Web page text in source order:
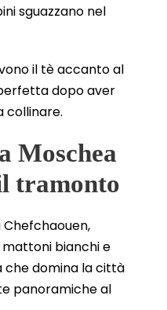
sguazzano nel
il tè accanto al
dopo aver
collinare.
Moschea
tramonto